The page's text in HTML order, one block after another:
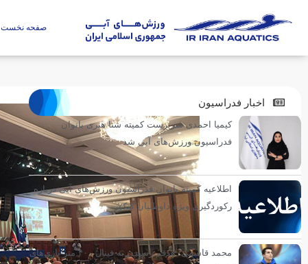
صفحه نخست
اخبار فدراسیون
کیمیا احمدی سرپرست کمیته شنا هنری بانوان
فدراسیون ورزش‌های آبی شد
اطلاعیه کمیته بانوان فدراسیون ورزش‌های آبی درباره
رکوردگیری ویژه داوطلبان کنکور
محمد قاسمی: هدفم رسیدن به فینال ۴۰۰ متر بازی‌های